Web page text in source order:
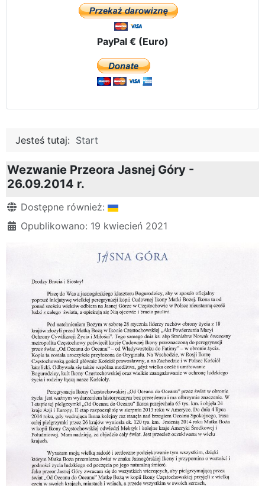
PayPal € (Euro)
Jesteś tutaj: Start
Wezwanie Przeora Jasnej Góry -
26.09.2014 r.
Szczegóły
Dostępne również:
Opublikowano: 19 kwiecień 2021